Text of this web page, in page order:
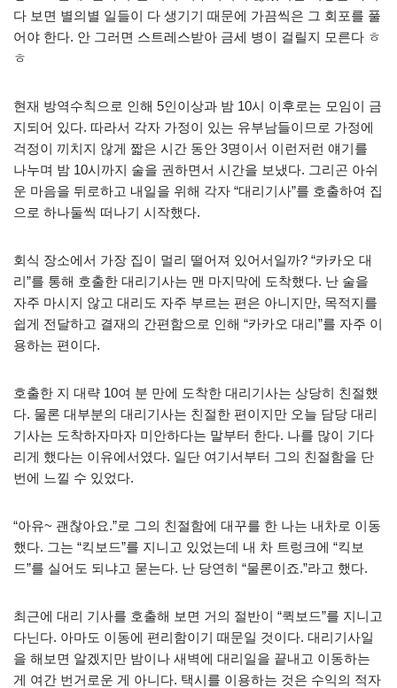
다 보면 별의별 일들이 다 생기기 때문에 가끔씩은 그 회포를 풀
어야 한다. 안 그러면 스트레스받아 금세 병이 걸릴지 모른다 ㅎ
ㅎ
현재 방역수칙으로 인해 5인이상과 밤 10시 이후로는 모임이 금
지되어 있다. 따라서 각자 가정이 있는 유부남들이므로 가정에
걱정이 끼치지 않게 짧은 시간 동안 3명이서 이런저런 얘기를
나누며 밤 10시까지 술을 권하면서 시간을 보냈다. 그리곤 아쉬
운 마음을 뒤로하고 내일을 위해 각자 “대리기사”를 호출하여 집
으로 하나둘씩 떠나기 시작했다.
회식 장소에서 가장 집이 멀리 떨어져 있어서일까? “카카오 대
리”를 통해 호출한 대리기사는 맨 마지막에 도착했다. 난 술을
자주 마시지 않고 대리도 자주 부르는 편은 아니지만, 목적지를
쉽게 전달하고 결재의 간편함으로 인해 “카카오 대리”를 자주 이
용하는 편이다.
호출한 지 대략 10여 분 만에 도착한 대리기사는 상당히 친절했
다. 물론 대부분의 대리기사는 친절한 편이지만 오늘 담당 대리
기사는 도착하자마자 미안하다는 말부터 한다. 나를 많이 기다
리게 했다는 이유에서였다. 일단 여기서부터 그의 친절함을 단
번에 느낄 수 있었다.
“아유~ 괜찮아요.”로 그의 친절함에 대꾸를 한 나는 내차로 이동
했다. 그는 “킥보드”를 지니고 있었는데 내 차 트렁크에 “킥보
드”를 실어도 되냐고 묻는다. 난 당연히 “물론이죠.”라고 했다.
최근에 대리 기사를 호출해 보면 거의 절반이 “퀵보드”를 지니고
다닌다. 아마도 이동에 편리함이기 때문일 것이다. 대리기사일
을 해보면 알겠지만 밤이나 새벽에 대리일을 끝내고 이동하는
게 여간 번거로운 게 아니다. 택시를 이용하는 것은 수익의 적자